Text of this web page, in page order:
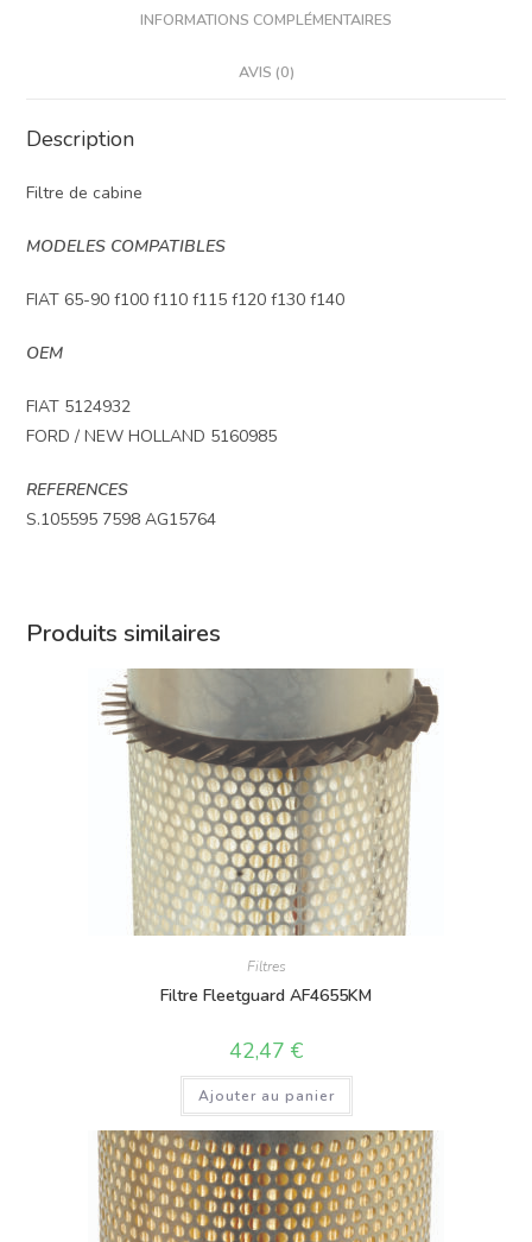
INFORMATIONS COMPLÉMENTAIRES
AVIS (0)
Description
Filtre de cabine
MODELES COMPATIBLES
FIAT 65-90 f100 f110 f115 f120 f130 f140
OEM
FIAT 5124932
FORD / NEW HOLLAND 5160985
REFERENCES
S.105595 7598 AG15764
Produits similaires
Filtres
Filtre Fleetguard AF4655KM
42,47 €
Ajouter au panier